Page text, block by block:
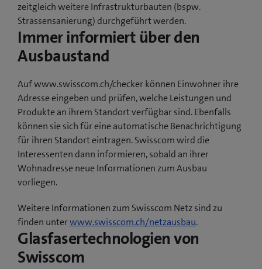
zeitgleich weitere Infrastrukturbauten (bspw.
Strassensanierung) durchgeführt werden.
Immer informiert über den
Ausbaustand
Auf www.swisscom.ch/checker können Einwohner ihre
Adresse eingeben und prüfen, welche Leistungen und
Produkte an ihrem Standort verfügbar sind. Ebenfalls
können sie sich für eine automatische Benachrichtigung
für ihren Standort eintragen. Swisscom wird die
Interessenten dann informieren, sobald an ihrer
Wohnadresse neue Informationen zum Ausbau
vorliegen.
Weitere Informationen zum Swisscom Netz sind zu
finden unterwww.swisscom.ch/netzausbau.
Glasfasertechnologien von
Swisscom